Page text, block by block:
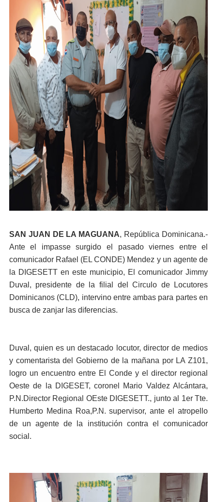
SAN JUAN DE LA MAGUANA, República Dominicana.-
Ante el impasse surgido el pasado viernes entre el
comunicador Rafael (EL CONDE) Mendez y un agente de
la DIGESETT en este municipio, El comunicador Jimmy
Duval, presidente de la filial del Circulo de Locutores
Dominicanos (CLD), intervino entre ambas para partes en
busca de zanjar las diferencias.
Duval, quien es un destacado locutor, director de medios
y comentarista del Gobierno de la mañana por LA Z101,
logro un encuentro entre El Conde y el director regional
Oeste de la DIGESET, coronel Mario Valdez Alcántara,
P.N.Director Regional OEste DIGESETT., junto al 1er Tte.
Humberto Medina Roa,P.N. supervisor, ante el atropello
de un agente de la institución contra el comunicador
social.